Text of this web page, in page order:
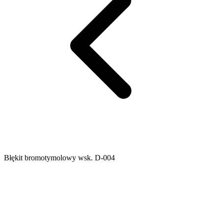
Błękit bromotymolowy wsk. D-004